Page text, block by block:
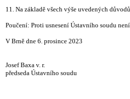
11. Na základě všech výše uvedených
Poučení: Proti usnesení Ústavního soudu
V Brně dne 6. prosince 2023
Josef Baxa v. r.
předseda Ústavního soudu